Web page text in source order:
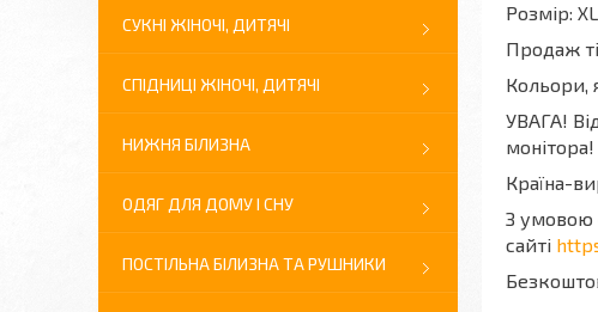
Розмір:
Продаж
Кольори,
УВАГА!
монітора!
Країна-
З умовою
сайті
СУКНІ ЖІНОЧІ, ДИТЯЧІ
СПІДНИЦІ ЖІНОЧІ, ДИТЯЧІ
НИЖНЯ БІЛИЗНА
ОДЯГ ДЛЯ ДОМУ І СНУ
ПОСТІЛЬНА БІЛИЗНА ТА РУШНИКИ